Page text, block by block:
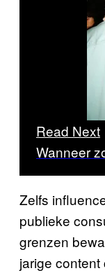
Read Next
Wanneer
Zelfs
publieke
grenzen
jarige